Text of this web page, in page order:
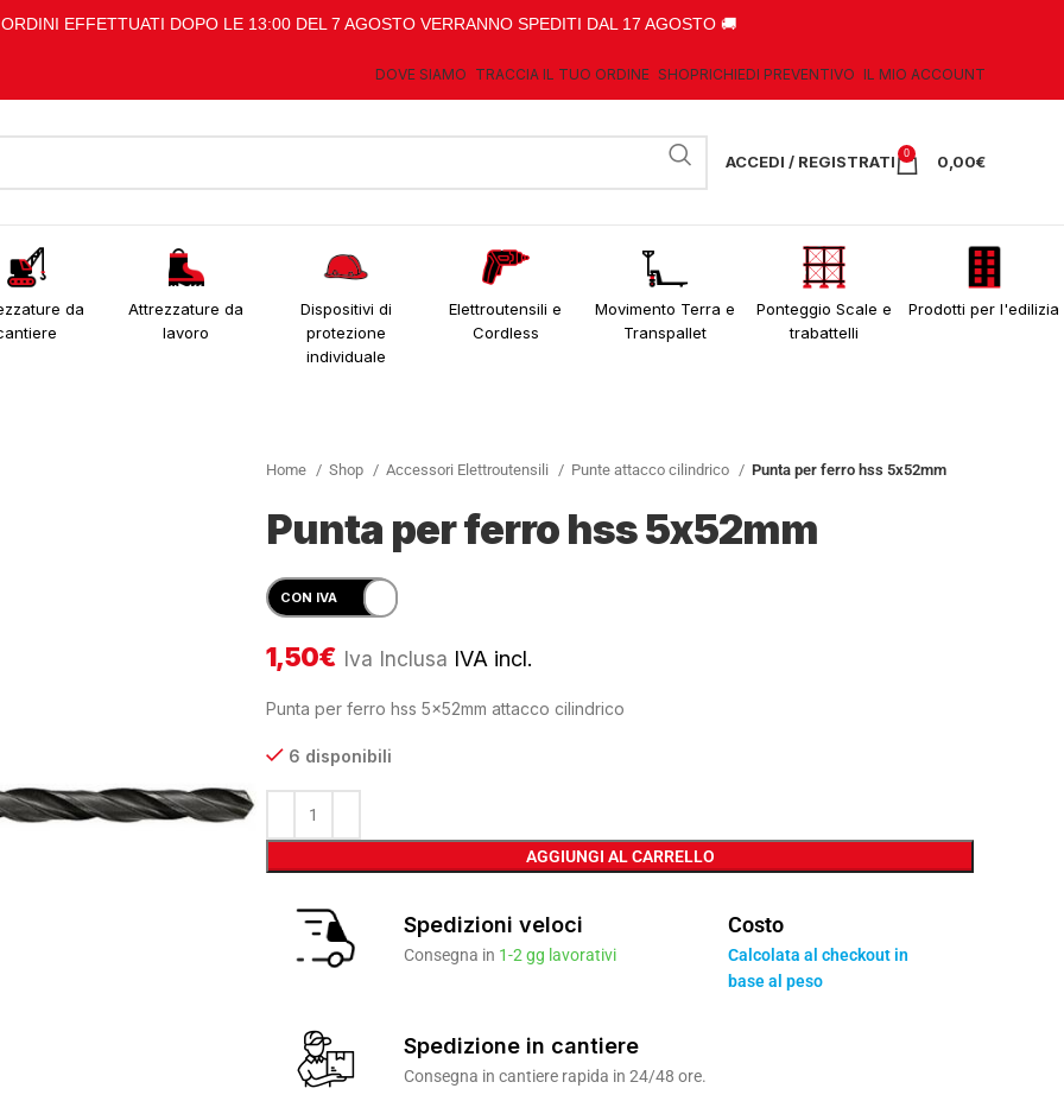
EFFETTUATI DOPO LE 13:00 DEL 7 AGOSTO VERRANNO SPEDITI DAL 17 AGOSTO 🚚
DOVE SIAMO TRACCIA IL TUO ORDINE SHOPRICHIEDI PREVENTIVO IL MIO ACCOUNT
ACCEDI / REGISTRATI 0 0,00€
da
Attrezzature da
lavoro
Dispositivi di
protezione
individuale
Elettroutensili e
Cordless
Movimento Terra e
Transpallet
Ponteggio Scale e
trabattelli
Prodotti per l'edilizia
Home Shop Accessori Elettroutensili Punte attacco cilindrico Punta per ferro hss 5x52mm
Punta per ferro hss 5x52mm
1,50€ Iva Inclusa IVA incl.
Punta per ferro hss 5x52mm attacco cilindrico
6 disponibili
AGGIUNGI AL CARRELLO
Spedizioni veloci
Consegna in 1-2 gg lavorativi
Costo
Calcolata al checkout in
base al peso
Spedizione in cantiere
Consegna in cantiere rapida in 24/48 ore.